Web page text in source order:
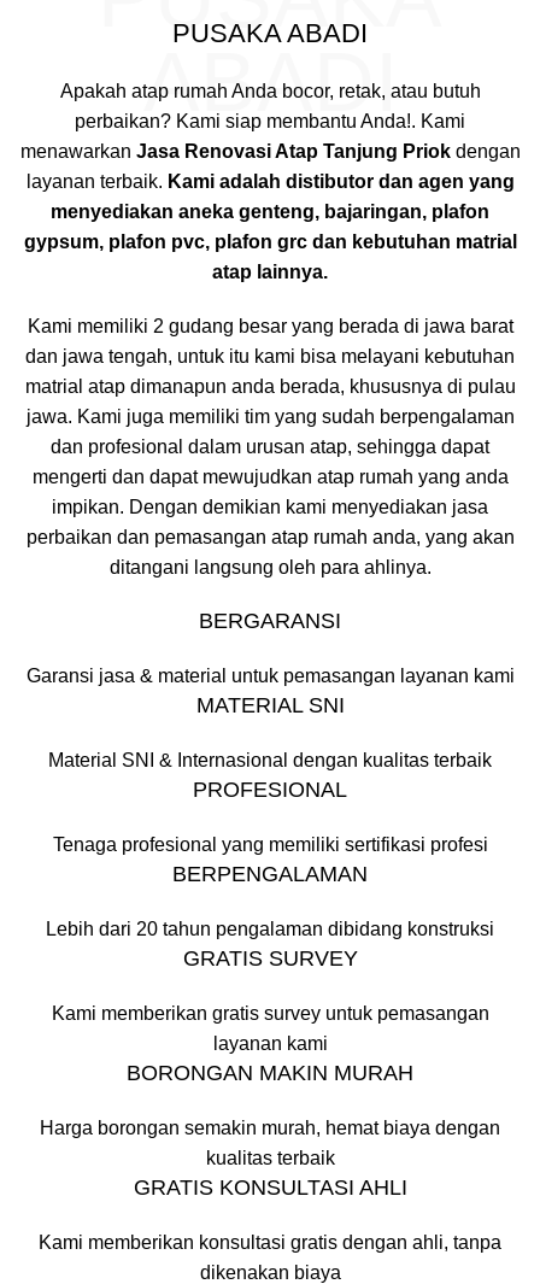
ABADI
PUSAKA ABADI
Apakah atap rumah Anda bocor, retak, atau butuh
perbaikan? Kami siap membantu Anda!. Kami
menawarkan Jasa Renovasi Atap Tanjung Priokdengan
layanan terbaik. Kami adalah distibutor dan agen yang
menyediakan aneka genteng, bajaringan, plafon
gypsum, plafon pvc, plafon grc dan kebutuhan matrial
atap lainnya.
Kami memiliki 2 gudang besar yang berada di jawa barat
dan jawa tengah, untuk itu kami bisa melayani kebutuhan
matrial atap dimanapun anda berada, khususnya di pulau
jawa. Kami juga memiliki tim yang sudah berpengalaman
dan profesional dalam urusan atap, sehingga dapat
mengerti dan dapat mewujudkan atap rumah yang anda
impikan. Dengan demikian kami menyediakan jasa
perbaikan dan pemasangan atap rumah anda, yang akan
ditangani langsung oleh para ahlinya.
BERGARANSI
Garansi jasa & material untuk pemasangan layanan kami
MATERIAL SNI
Material SNI & Internasional dengan kualitas terbaik
PROFESIONAL
Tenaga profesional yang memiliki sertifikasi profesi
BERPENGALAMAN
Lebih dari 20 tahun pengalaman dibidang konstruksi
GRATIS SURVEY
Kami memberikan gratis survey untuk pemasangan
layanan kami
BORONGAN MAKIN MURAH
Harga borongan semakin murah, hemat biaya dengan
kualitas terbaik
GRATIS KONSULTASI AHLI
Kami memberikan konsultasi gratis dengan ahli, tanpa
dikenakan biaya